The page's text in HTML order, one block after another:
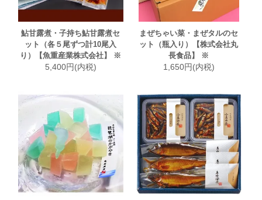
鮎甘露煮・子持ち鮎甘露煮セ
ット（各５尾ずつ計10尾入
り）【魚重産業株式会社】 ※
5,400円(内税)
まぜちゃい菜・まぜタルのセ
ット（瓶入り）【株式会社丸
長食品】 ※
1,650円(内税)